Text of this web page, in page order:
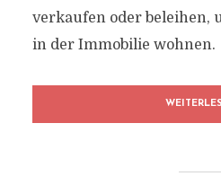
verkaufen oder beleihen,
in der Immobilie wohnen.